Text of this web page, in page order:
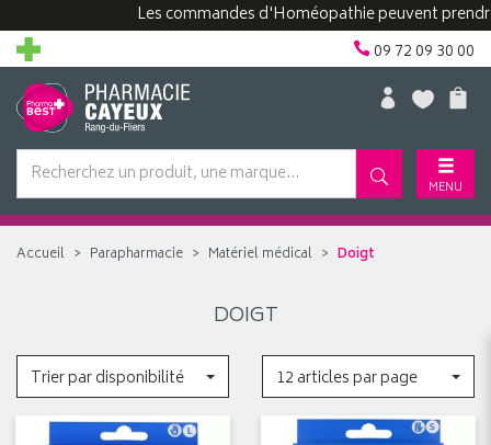
Les commandes d'Homéopathie peuvent
09 72 09 30 00
MENU
Accueil Parapharmacie Matériel médical Doigt
DOIGT
Trier par disponibilité 12 articles par page